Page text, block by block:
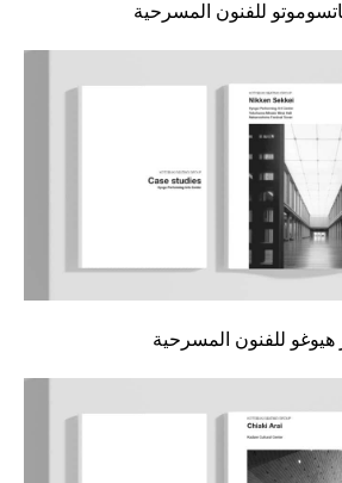
للفنون المسرحية
للفنون المسرحية